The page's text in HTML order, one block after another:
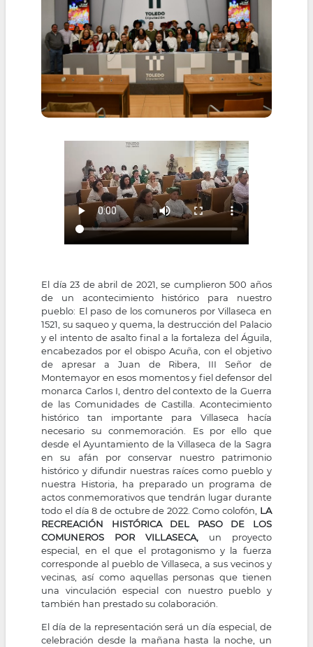
El día 23 de abril de 2021, se cumplieron 500 años
de un acontecimiento histórico para nuestro
pueblo: El paso de los comuneros por Villaseca en
1521, su saqueo y quema, la destrucción del Palacio
y el intento de asalto final a la fortaleza del Águila,
encabezados por el obispo Acuña, con el objetivo
de apresar a Juan de Ribera, III Señor de
Montemayor en esos momentos y fiel defensor del
monarca Carlos I, dentro del contexto de la Guerra
de las Comunidades de Castilla. Acontecimiento
histórico tan importante para Villaseca hacía
necesario su conmemoración. Es por ello que
desde el Ayuntamiento de la Villaseca de la Sagra
en su afán por conservar nuestro patrimonio
histórico y difundir nuestras raíces como pueblo y
nuestra Historia, ha preparado un programa de
actos conmemorativos que tendrán lugar durante
todo el día 8 de octubre de 2022. Como colofón, LA
RECREACIÓN HISTÓRICA DEL PASO DE LOS
COMUNEROS POR VILLASECA, un proyecto
especial, en el que el protagonismo y la fuerza
corresponde al pueblo de Villaseca, a sus vecinos y
vecinas, así como aquellas personas que tienen
una vinculación especial con nuestro pueblo y
también han prestado su colaboración.
El día de la representación será un día especial, de
celebración desde la mañana hasta la noche, un